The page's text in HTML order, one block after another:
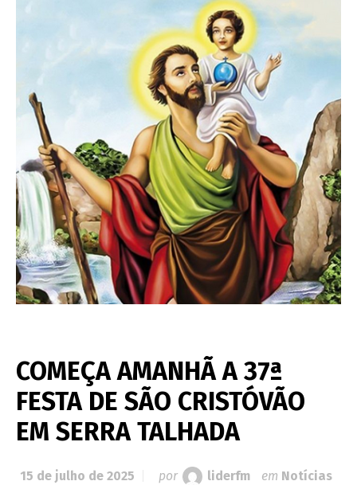
COMEÇA AMANHÃ A 37ª
FESTA DE SÃO CRISTÓVÃO
EM SERRA TALHADA
15 de julho de 2025 por liderfm em Notícias